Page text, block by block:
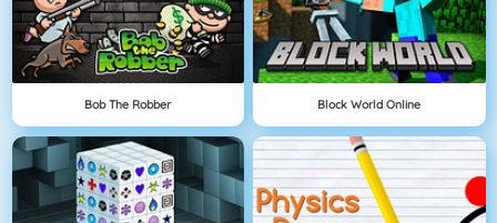
Bob The Robber Block World Online